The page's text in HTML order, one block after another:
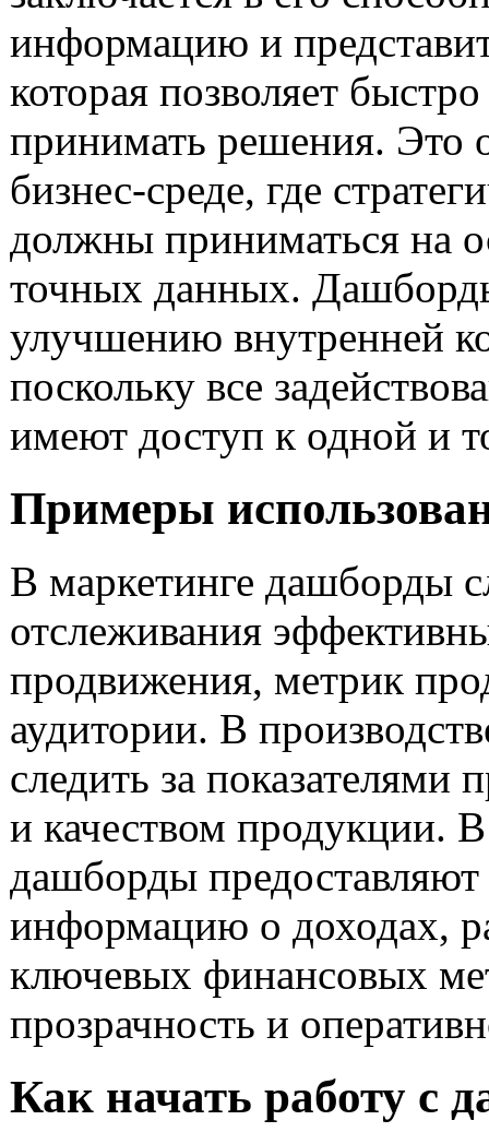
информацию и
которая позволяет
принимать решения. Это
бизнес-среде, где
должны приниматься на
точных данных.
улучшению внутренней
поскольку все
имеют доступ к одной и
Примеры
В маркетинге дашборды
отслеживания
продвижения, метрик
аудитории. В
следить за показателями
и качеством продукции.
дашборды
информацию о доходах,
ключевых финансовых
прозрачность и
Как начать работу с